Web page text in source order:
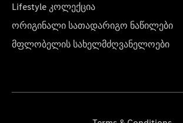
Lifestyle კოლექცია
ორიგინალი სათადარიგო ნაწილები
მფლობელის სახელმძღვანელოები